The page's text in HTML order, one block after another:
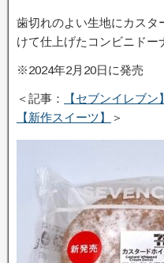
歯切れのよい生地にカスタ
けて仕上げたコンビニドー
※2024年2月20日に発売
＜記事：
【セブンイレブ
【新作スイーツ】
＞